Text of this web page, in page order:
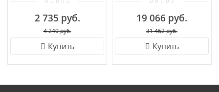
2 735 руб.
4 240 руб.
Купить
19 066 руб.
31 462 руб.
Купить